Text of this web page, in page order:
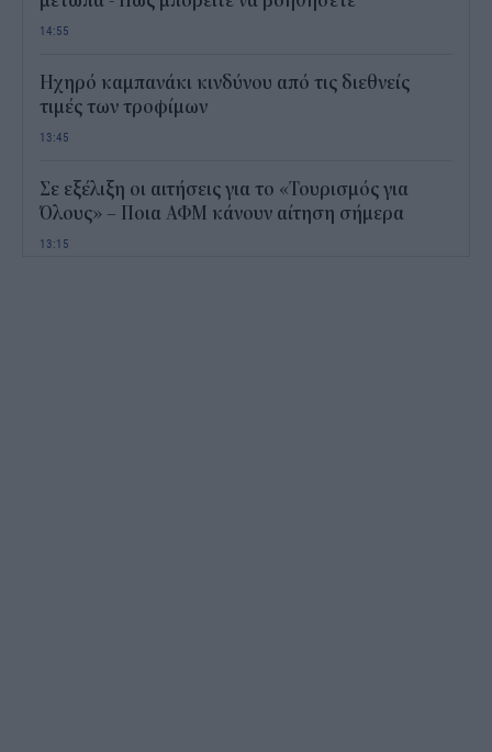
14:55
Ηχηρό καμπανάκι κινδύνου από τις διεθνείς
τιμές των τροφίμων
13:45
Σε εξέλιξη οι αιτήσεις για το «Τουρισμός για
Όλους» – Ποια ΑΦΜ κάνουν αίτηση σήμερα
13:15